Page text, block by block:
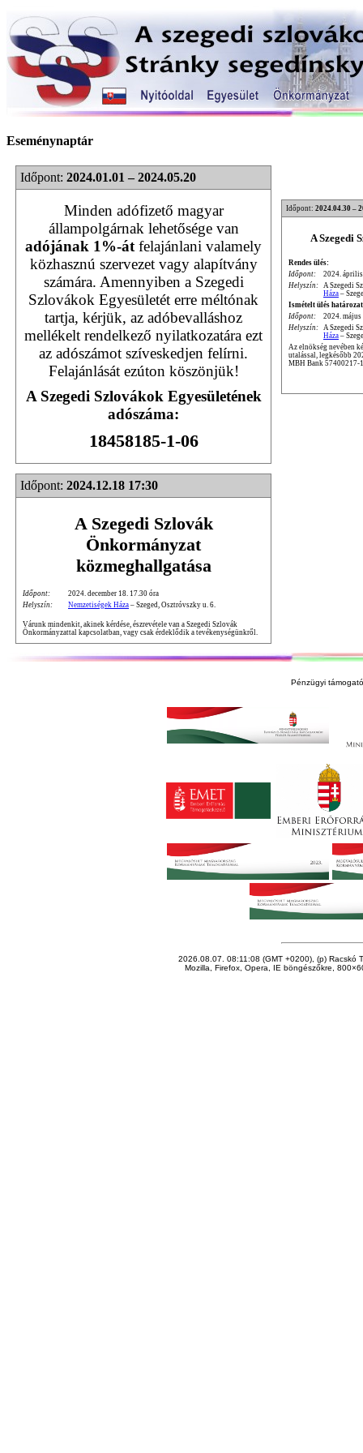
Eseménynaptár
Időpont: 2024.01.01 – 2024.05.20
Minden adófizető magyar
állampolgárnak lehetősége van
adójának 1%-át felajánlani valamely
közhasznú szervezet vagy alapítvány
számára. Amennyiben a Szegedi
Szlovákok Egyesületét erre méltónak
tartja, kérjük, az adóbevalláshoz
mellékelt rendelkező nyilatkozatára ezt
az adószámot szíveskedjen felírni.
Felajánlását ezúton köszönjük!
A Szegedi Szlovákok Egyesületének
adószáma:
18458185-1-06
Időpont: 2024.04.30 –
A Szegedi
Rendes ülés:
Időpont:
2024.
Helyszín:
A Szegedi
Háza –
Ismételt ülés
Időpont:
2024. május
Helyszín:
A Szegedi
Háza –
Az elnökség nevében
utalással, legkésőbb
MBH Bank 57400217-
Időpont: 2024.12.18 17:30
A Szegedi Szlovák
Önkormányzat
közmeghallgatása
Időpont:
2024. december 18. 17.30 óra
Helyszín:
Nemzetiségek Háza – Szeged, Osztróvszky u. 6.
Várunk mindenkit, akinek kérdése, észrevétele van a Szegedi Szlovák
Önkormányzattal kapcsolatban, vagy csak érdeklődik a tevékenységünkről.
Pénzügyi
2026.08.07. 08:11:08 (GMT +0200), (p) Racskó
Mozilla, Firefox, Opera, IE böngészőkre,